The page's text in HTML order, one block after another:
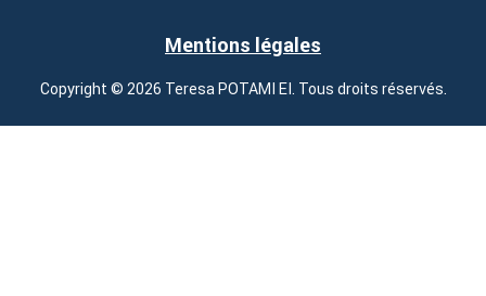
Mentions légales
Copyright © 2026 Teresa POTAMI EI. Tous droits réservés.